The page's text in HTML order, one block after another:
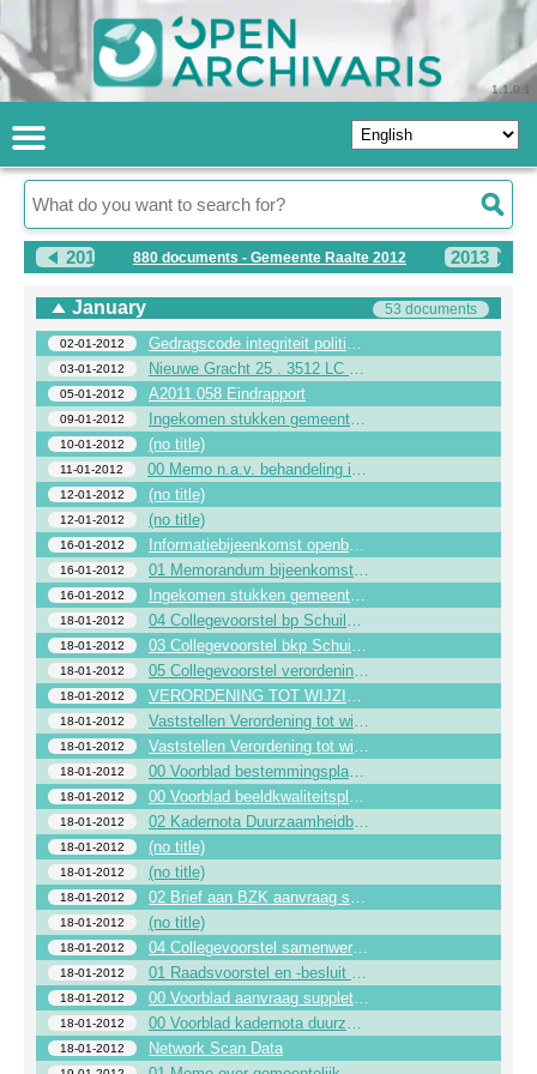
1.1.0.1
2011 880 documents - Gemeente Raalte 2012 2013
January
02-01-2012 Gedragscode integriteit politieke ambtsdragers gemeente Raalte
03-01-2012 Nieuwe Gracht 25 . 3512 LC Utrecht . 030-2310200 . www.nieuwegracht.nl . Triodosbank 39 04 61 792 . KvK 300.946.63 . btw-nr. NL0084.24.329.B.01
05-01-2012 A2011.058 Eindrapport
09-01-2012 Ingekomen stukken gemeenteraad - week 1 - 2012
10-01-2012 (no title)
11-01-2012 00 Memo n.a.v. behandeling in rps 9 januari 2012 vaststellingVeldhoekerweg 9
12-01-2012 (no title)
12-01-2012 (no title)
16-01-2012 Informatiebijeenkomst openbare ruimte
16-01-2012 01 Memorandum bijeenkomst gebouwenbeheer 12-03-2012
16-01-2012 Ingekomen stukken gemeenteraad - week 2 - 2012
18-01-2012 04 Collegevoorstel bp Schuilenburg West
18-01-2012 03 Collegevoorstel bkp Schuilenburg west
18-01-2012 05 Collegevoorstel verordening leerlingenvervoer
18-01-2012 VERORDENING TOT WIJZIGING VAN DE VERORDENING LEERLINGENVERVOER
18-01-2012 Vaststellen Verordening tot wijziging van de Verordening leerlingenvervoer
18-01-2012 Vaststellen Verordening tot wijziging van de Verordening leerlingenvervoer
18-01-2012 00 Voorblad bestemmingsplan Schuilenburg West
18-01-2012 00 Voorblad beeldkwaliteitsplan Schuilenburg West
18-01-2012 02 Kadernota Duurzaamheidbeleid
18-01-2012 (no title)
18-01-2012 (no title)
18-01-2012 02 Brief aan BZK aanvraag suppletie gemeentefonds tbv bommenregeling
18-01-2012 (no title)
18-01-2012 04 Collegevoorstel samenwerking met Deventer en Olst-Wijhe
18-01-2012 01 Raadsvoorstel en -besluit kadernota duurzaamheidbeleid
18-01-2012 00 Voorblad aanvraag suppletie gemeentefonds tbv bommenregeling
18-01-2012 00 Voorblad kadernota duurzaamheidbeleid
18-01-2012 Network Scan Data
53 documents